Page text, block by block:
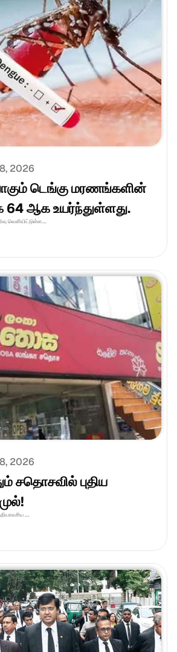
2026
டெங்கு மரணங்களின்
ஆக உயர்ந்துள்ளது.
வெளியிட்டுள்ள....
2026
சதொசவில் புதிய
....